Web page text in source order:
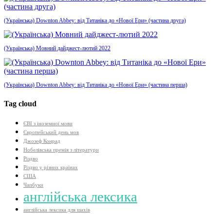
(Українська) Downton Abbey: від Титаніка до «Нової Ери» (частина друга)
(Українська) Мовний дайджест-лютий 2022
(Українська) Downton Abbey: від Титаніка до «Нової Ери» (частина перша)
Tag cloud
ЄВІ з іноземної мови
Європейський день мов
Джозеф Конрад
Нобелівська премія з літератури
Різдво
Різдво у різних країнах
США
Чапбуки
англійська лексика
англійська лексика для шахів